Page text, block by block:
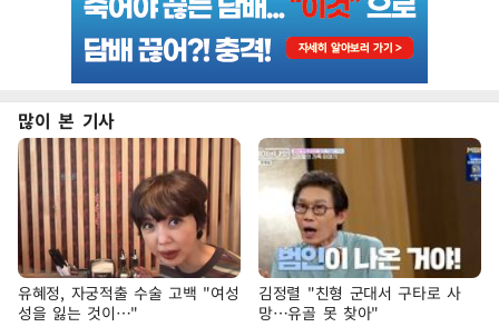
많이 본 기사
유혜정, 자궁적출 수술 고백 "여성
성을 잃는 것이…"
김정렬 "친형 군대서 구타로 사
망…유골 못 찾아"